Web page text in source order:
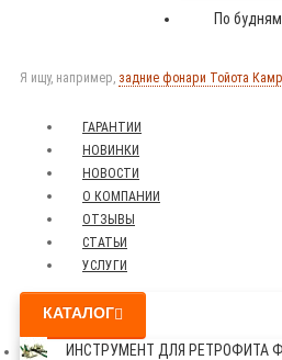
По
Я ищу, например, задние фонари Тойота
ГАРАНТИИ
НОВИНКИ
НОВОСТИ
О КОМПАНИИ
ОТЗЫВЫ
СТАТЬИ
УСЛУГИ
КАТАЛОГ
ИНСТРУМЕНТ ДЛЯ РЕТРОФИТА